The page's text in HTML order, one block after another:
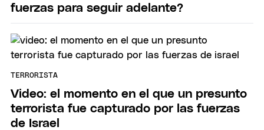
fuerzas para seguir adelante?
TERRORISTA
Video: el momento en el que un presunto
terrorista fue capturado por las fuerzas
de Israel